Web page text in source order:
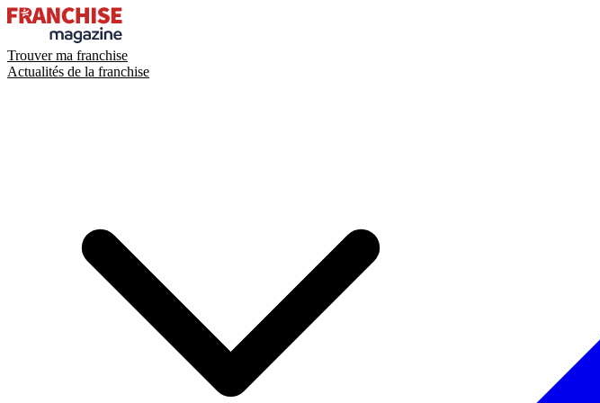
Trouver ma franchise
Actualités de la franchise